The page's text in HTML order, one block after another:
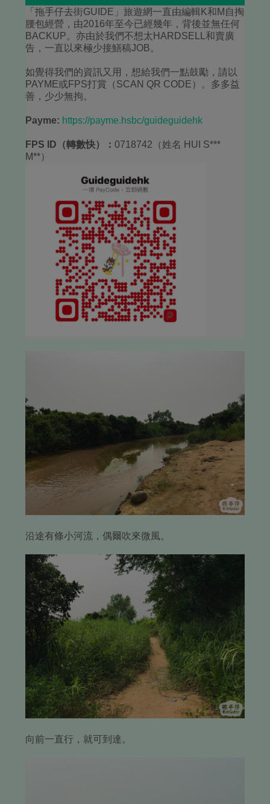
「拖手仔去街GUIDE」旅遊網一直由編輯K和M自掏
腰包經營，由2016年至今已經幾年，背後並無任何
BACKUP。亦由於我們不想太HARDSELL和賣廣
告，一直以來極少接鱔稿JOB。
如覺得我們的資訊又用，想給我們一點鼓勵，請以
PAYME或FPS打賞（SCAN QR CODE）。多多益
善，少少無拘。
Payme: https://payme.hsbc/guideguidehk
FPS ID（轉數快）：0718742（姓名 HUI S***
M**）
沿途有條小河流，偶爾吹來微風。
向前一直行，就可到達。